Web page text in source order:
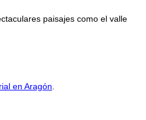
paisajes como el valle
en Aragón